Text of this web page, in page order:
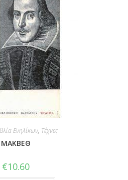
Ενηλίκων, Τέχνες
ΜΑΚΒΕΘ
€10.60